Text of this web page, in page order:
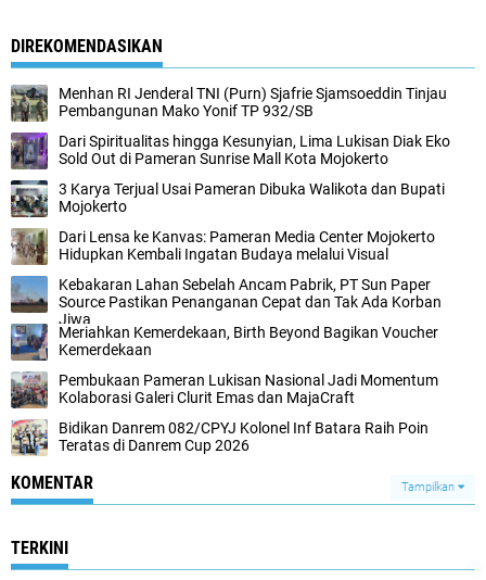
DIREKOMENDASIKAN
Menhan RI Jenderal TNI (Purn) Sjafrie Sjamsoeddin Tinjau
Pembangunan Mako Yonif TP 932/SB
Dari Spiritualitas hingga Kesunyian, Lima Lukisan Diak Eko
Sold Out di Pameran Sunrise Mall Kota Mojokerto
3 Karya Terjual Usai Pameran Dibuka Walikota dan Bupati
Mojokerto
Dari Lensa ke Kanvas: Pameran Media Center Mojokerto
Hidupkan Kembali Ingatan Budaya melalui Visual
Kebakaran Lahan Sebelah Ancam Pabrik, PT Sun Paper
Source Pastikan Penanganan Cepat dan Tak Ada Korban
Jiwa
Meriahkan Kemerdekaan, Birth Beyond Bagikan Voucher
Kemerdekaan
Pembukaan Pameran Lukisan Nasional Jadi Momentum
Kolaborasi Galeri Clurit Emas dan MajaCraft
Bidikan Danrem 082/CPYJ Kolonel Inf Batara Raih Poin
Teratas di Danrem Cup 2026
KOMENTAR Tampilkan
TERKINI